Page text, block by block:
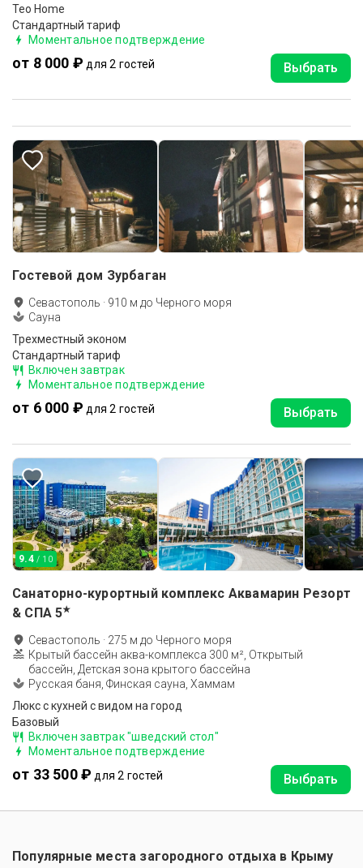
Teo Home
Стандартный тариф
Моментальное подтверждение
от 8 000 ₽ для 2 гостей Выбрать
Гостевой дом Зурбаган
Севастополь · 910 м до Черного моря
Сауна
Трехместный эконом
Стандартный тариф
Включен завтрак
Моментальное подтверждение
от 6 000 ₽ для 2 гостей Выбрать
9.4 / 10
Санаторно-курортный комплекс Аквамарин Резорт
& СПА 5★
Севастополь · 275 м до Черного моря
Крытый бассейн аква-комплекса 300 м², Открытый
бассейн, Детская зона крытого бассейна
Русская баня, Финская сауна, Хаммам
Люкс с кухней с видом на город
Базовый
Включен завтрак "шведский стол"
Моментальное подтверждение
от 33 500 ₽ для 2 гостей Выбрать
Популярные места загородного отдыха в Крыму